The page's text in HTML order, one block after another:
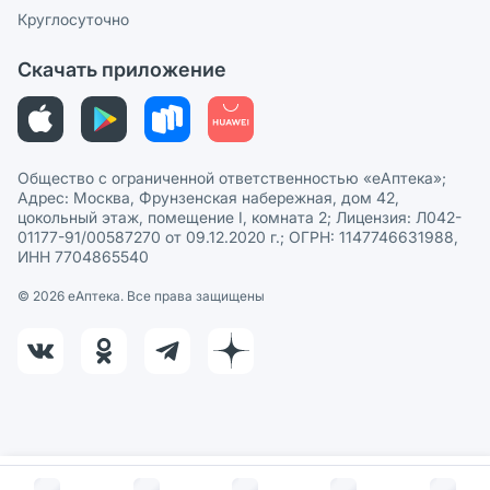
Политика рекомендаций
Этика и соответствие
Политика в отношении обработки персональных данных
Круглосуточно
Скачать приложение
Общество с ограниченной ответственностью «еАптека»;
Адрес: Москва, Фрунзенская набережная, дом 42,
цокольный этаж, помещение I, комната 2; Лицензия: Л042-
01177-91/00587270 от 09.12.2020 г.; ОГРН: 1147746631988,
ИНН 7704865540
© 2026 eАптека. Все права защищены